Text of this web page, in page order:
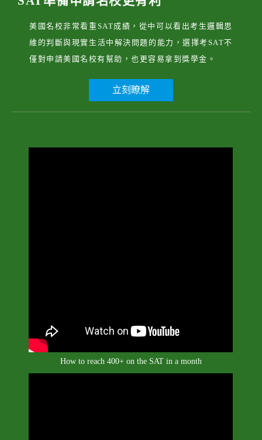
美國名校非常看重SAT成績，從中可以看出考生邏輯思
維的判斷與現實生活中解決問題的能力，選擇考SAT不
僅對申請美國名校有幫助，也更容易拿到獎學金。
立刻瞭解
How to reach 400+ on the SAT in a month